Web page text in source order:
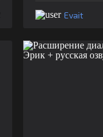
Evait